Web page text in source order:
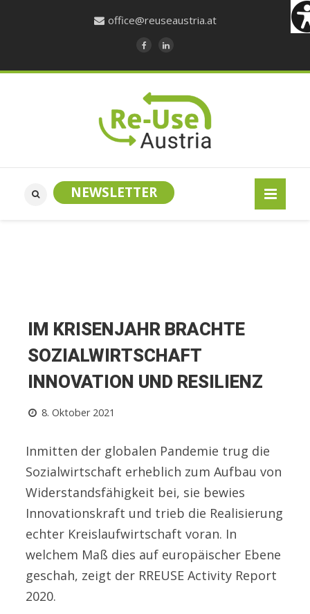
office@reuseaustria.at
NEWSLETTER
IM KRISENJAHR BRACHTE
SOZIALWIRTSCHAFT
INNOVATION UND RESILIENZ
8. Oktober 2021
Inmitten der globalen Pandemie trug die
Sozialwirtschaft erheblich zum Aufbau von
Widerstandsfähigkeit bei, sie bewies
Innovationskraft und trieb die Realisierung
echter Kreislaufwirtschaft voran. In
welchem Maß dies auf europäischer Ebene
geschah, zeigt der RREUSE Activity Report
2020.